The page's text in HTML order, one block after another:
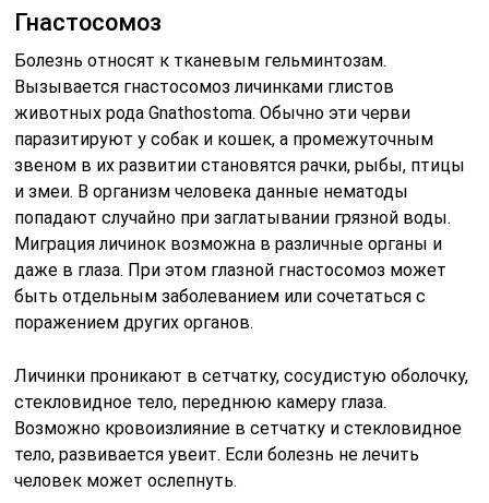
Гнастосомоз
Болезнь относят к тканевым гельминтозам.
Вызывается гнастосомоз личинками глистов
животных рода Gnathostoma. Обычно эти черви
паразитируют у собак и кошек, а промежуточным
звеном в их развитии становятся рачки, рыбы, птицы
и змеи. В организм человека данные нематоды
попадают случайно при заглатывании грязной воды.
Миграция личинок возможна в различные органы и
даже в глаза. При этом глазной гнастосомоз может
быть отдельным заболеванием или сочетаться с
поражением других органов.
Личинки проникают в сетчатку, сосудистую оболочку,
стекловидное тело, переднюю камеру глаза.
Возможно кровоизлияние в сетчатку и стекловидное
тело, развивается увеит. Если болезнь не лечить
человек может ослепнуть.